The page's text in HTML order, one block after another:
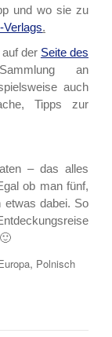
und wo sie zu
Verlags.
der Seite des
an
auch
Tipps zur
– das alles
ob man fünf,
etwas dabei. So
, Polnisch